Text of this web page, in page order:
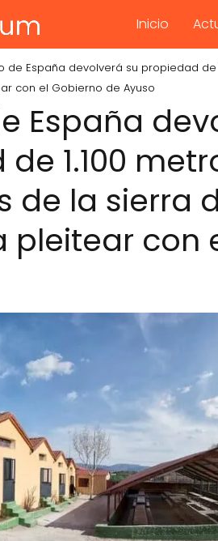
Inicio
de España devolverá su propiedad
con el Gobierno de Ayuso
España
1.100
de la sierra
pleitear con